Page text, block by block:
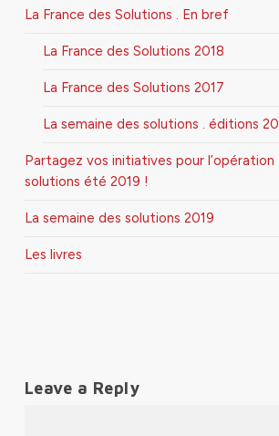
La France des Solutions . En bref
La France des Solutions 2018
La France des Solutions 2017
La semaine des solutions . éditions
Partagez vos initiatives pour l’opération
solutions été 2019 !
La semaine des solutions 2019
Les livres
Leave a Reply